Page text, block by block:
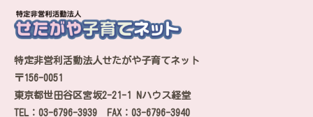
特定非営利活動法人せたがや子育てネット
〒156-0051
東京都世田谷区宮坂2-21-1 Nハウス経堂
TEL：03-6796-3939 FAX：03-6796-3940